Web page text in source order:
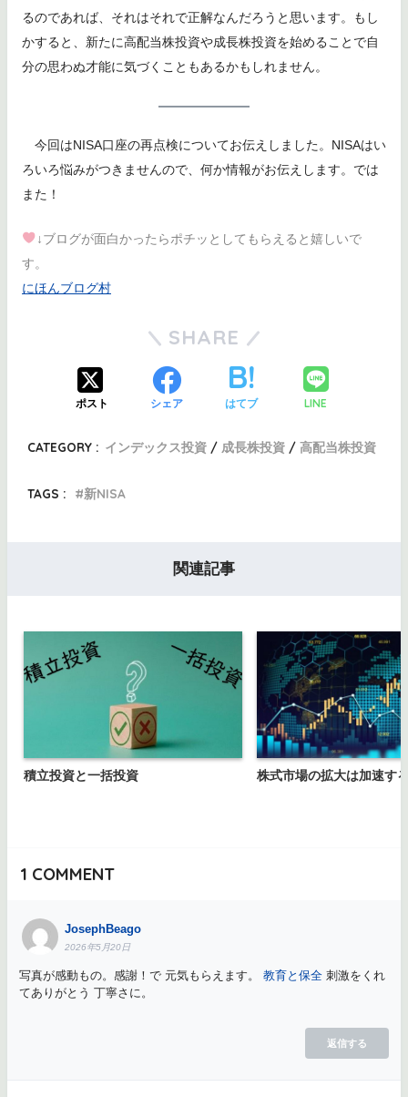
るのであれば、それはそれで正解なんだろうと思います。もし
かすると、新たに高配当株投資や成長株投資を始めることで自
分の思わぬ才能に気づくこともあるかもしれません。
今回はNISA口座の再点検についてお伝えしました。NISAはい
ろいろ悩みがつきませんので、何か情報がお伝えします。では
また！
↓ブログが面白かったらポチッとしてもらえると嬉しいで
す。
にほんブログ村
SHARE
ポスト シェア はてブ LINE
CATEGORY : インデックス投資 成長株投資 高配当株投資
TAGS : 新NISA
関連記事
積立投資と一括投資 株式市場の拡大は加速す
1 COMMENT
JosephBeago
2026年5月20日
写真が感動もの。感謝！で 元気もらえます。 教育と保全刺激をくれ
てありがとう 丁寧さに。
返信する